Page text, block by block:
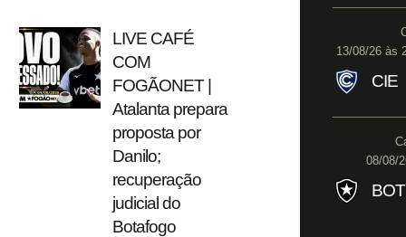
LIVE CAFÉ
COM
FOGÃONET |
Atalanta prepara
proposta por
Danilo;
recuperação
judicial do
Botafogo
13/08/26 às
CIE
08/08/
BOT